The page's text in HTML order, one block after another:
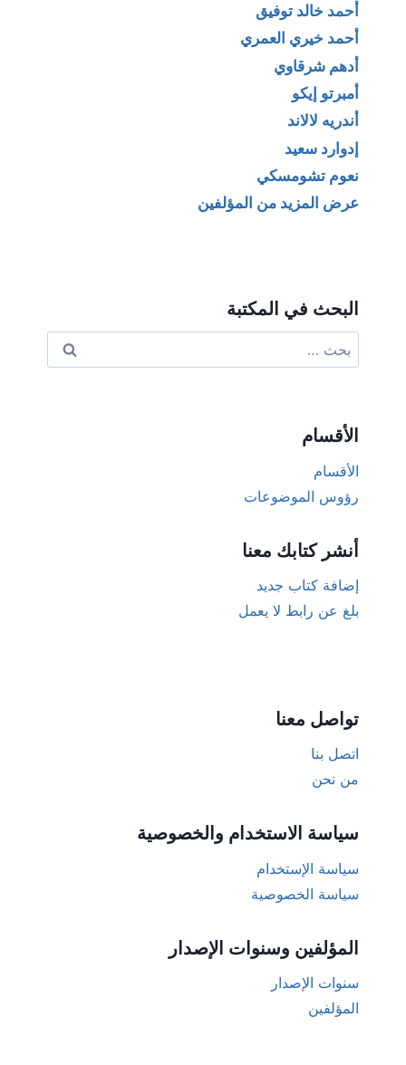
أحمد خالد توفيق
أحمد خيري العمري
أدهم شرقاوي
أمبرتو إيكو
أندريه لالاند
إدوارد سعيد
نعوم تشومسكي
عرض المزيد من المؤلفين
البحث في المكتبة
عن:
الأقسام
الأقسام
رؤوس الموضوعات
أنشر كتابك معنا
إضافة كتاب جديد
بلغ عن رابط لا يعمل
تواصل معنا
اتصل بنا
من نحن
سياسة الاستخدام والخصوصية
سياسة الإستخدام
سياسة الخصوصية
المؤلفين وسنوات الإصدار
سنوات الإصدار
المؤلفين